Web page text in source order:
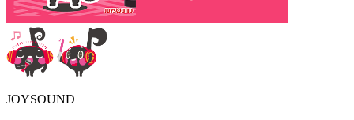
JOYSOUND